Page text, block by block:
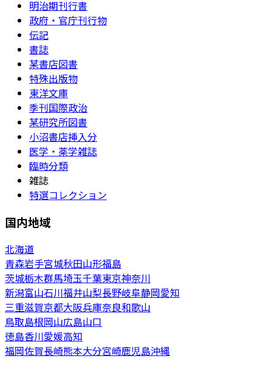
明治期刊行書
政府・官庁刊行物
伝記
書誌
某書店図書
特殊出版物
東洋文庫
季刊国際政治
某研究所図書
小沼書店挿入分
医学・薬学雑誌
臨時分類
雑誌
特選コレクション
国内地域
北海道
青森岩手宮城秋田山形福島
茨城栃木群馬埼玉千葉東京神奈川
新潟富山石川福井山梨長野岐阜静岡愛知
三重滋賀京都大阪兵庫奈良和歌山
鳥取島根岡山広島山口
徳島香川愛媛高知
福岡佐賀長崎熊本大分宮崎鹿児島沖縄